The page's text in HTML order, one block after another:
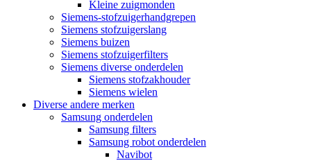
Kleine zuigmonden
Siemens-stofzuigerhandgrepen
Siemens stofzuigerslang
Siemens buizen
Siemens stofzuigerfilters
Siemens diverse onderdelen
Siemens stofzakhouder
Siemens wielen
Diverse andere merken
Samsung onderdelen
Samsung filters
Samsung robot onderdelen
Navibot